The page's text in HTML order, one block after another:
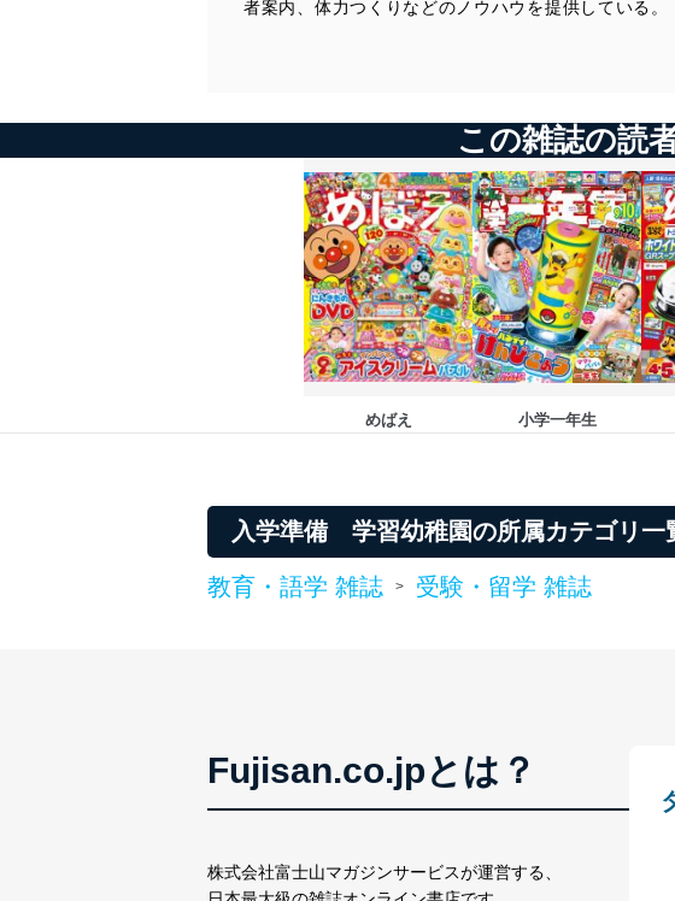
者案内、体力つくりなどのノウハウを提供している。
この雑誌の読
めばえ 小学一年生
入学準備 学習幼稚園の所属カテゴリ一
教育・語学 雑誌 > 受験・留学 雑誌
Fujisan.co.jpとは？
株式会社富士山マガジンサービスが運営する、